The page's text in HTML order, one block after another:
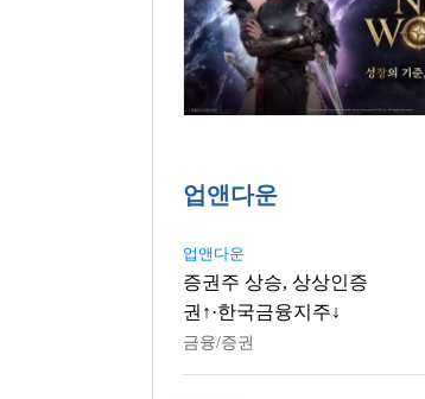
업앤다운
업앤다운
증권주 상승, 상상인증
권↑·한국금융지주↓
금융/증권